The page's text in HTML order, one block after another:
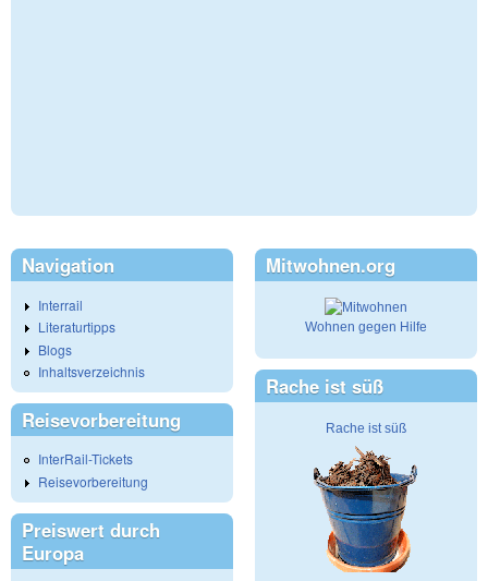
Navigation
Interrail
Literaturtipps
Blogs
Inhaltsverzeichnis
Reisevorbereitung
InterRail-Tickets
Reisevorbereitung
Preiswert durch
Europa
Mitwohnen.org
Wohnen gegen Hilfe
Rache ist süß
Rache ist süß